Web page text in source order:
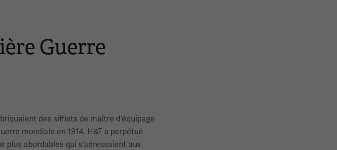
Guerre
des sifflets de maître d'équipage
mondiale en 1914. H&T a perpétué
plus abordables qui s'adressaient aux